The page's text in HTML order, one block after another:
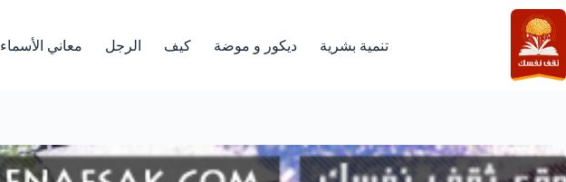
التجاوز
إلى
المحتوى
تنمية بشرية ديكور و موضة كيف الرجل معاني الأسماء